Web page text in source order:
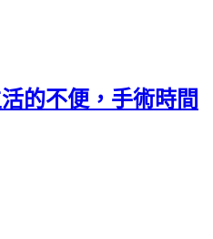
的不便，手術時間